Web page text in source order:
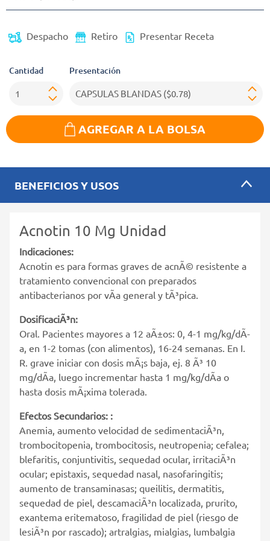
Despacho Retiro Presentar Receta
Cantidad Presentación
AGREGAR A LA BOLSA
BENEFICIOS Y USOS
Acnotin 10 Mg Unidad
Indicaciones:
Acnotin es para formas graves de acnÃ© resistente a
tratamiento convencional con preparados
antibacterianos por vÃ­a general y tÃ³pica.
DosificaciÃ³n:
Oral. Pacientes mayores a 12 aÃ±os: 0, 4-1 mg/kg/dÃ­
a, en 1-2 tomas (con alimentos), 16-24 semanas. En I.
R. grave iniciar con dosis mÃ¡s baja, ej. 8 Ã³ 10
mg/dÃ­a, luego incrementar hasta 1 mg/kg/dÃ­a o
hasta dosis mÃ¡xima tolerada.
Efectos Secundarios: :
Anemia, aumento velocidad de sedimentaciÃ³n,
trombocitopenia, trombocitosis, neutropenia; cefalea;
blefaritis, conjuntivitis, sequedad ocular, irritaciÃ³n
ocular; epistaxis, sequedad nasal, nasofaringitis;
aumento de transaminasas; queilitis, dermatitis,
sequedad de piel, descamaciÃ³n localizada, prurito,
exantema eritematoso, fragilidad de piel (riesgo de
lesiÃ³n por rascado); artralgias, mialgias, lumbalgia